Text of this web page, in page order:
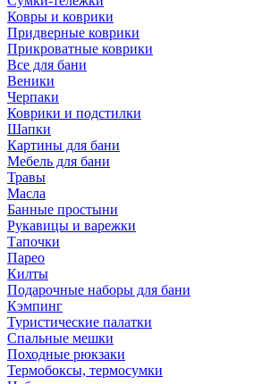
Ковры и коврики
Придверные коврики
Прикроватные коврики
Все для бани
Веники
Черпаки
Коврики и подстилки
Шапки
Картины для бани
Мебель для бани
Травы
Масла
Банные простыни
Рукавицы и варежки
Тапочки
Парео
Килты
Подарочные наборы для бани
Кэмпинг
Туристические палатки
Спальные мешки
Походные рюкзаки
Термобоксы, термосумки